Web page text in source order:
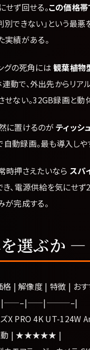
せず回せる。この価格
別できない」という最
実績がある。
グの死角には観葉植物
動で、外出先からリア
せない。32GB録画と動
に置けるのがティッシ
自動録画。最も導入し
時押さえたいなら スパ
き、電源供給を気にせ
が完成する。
選ぶか
| 解像度 | 特徴 | おす
ズX PRO 4K UT-124W
動 | ★★★★★ |